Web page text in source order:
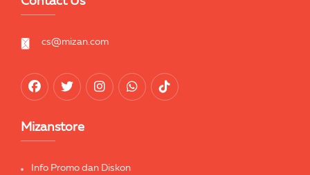
cs@mizan.com
Mizanstore
Info Promo dan Diskon